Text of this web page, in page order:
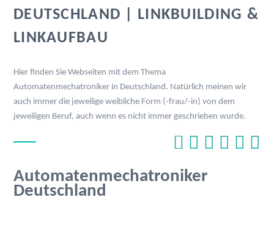
DEUTSCHLAND | LINKBUILDING &
LINKAUFBAU
Hier finden Sie Webseiten mit dem Thema
Automatenmechatroniker in Deutschland. Natürlich meinen wir
auch immer die jeweilige weibliche Form (-frau/-in) von dem
jeweiligen Beruf, auch wenn es nicht immer geschrieben wurde.
Automatenmechatroniker
Deutschland